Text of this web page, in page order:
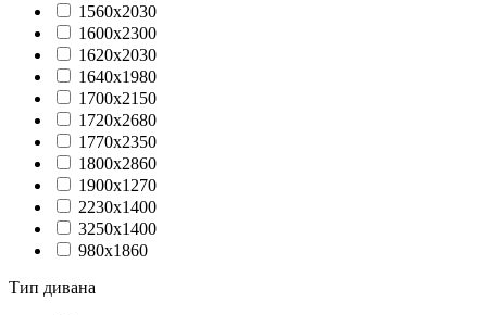
1560х2030
1600х2300
1620х2030
1640х1980
1700х2150
1720х2680
1770x2350
1800х2860
1900х1270
2230x1400
3250x1400
980х1860
Тип дивана